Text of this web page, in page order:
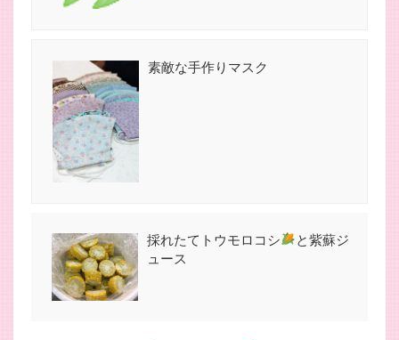
素敵な手作りマスク
採れたてトウモロコシ
と紫蘇ジ
ュース